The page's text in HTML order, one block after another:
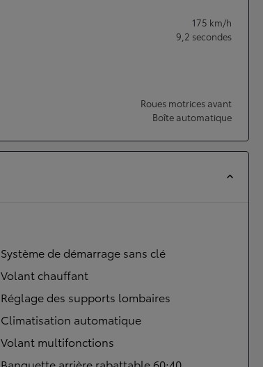
175 km/h
9,2 secondes
Roues motrices avant
Boîte automatique
Système de démarrage sans clé
Volant chauffant
Réglage des supports lombaires
Climatisation automatique
Volant multifonctions